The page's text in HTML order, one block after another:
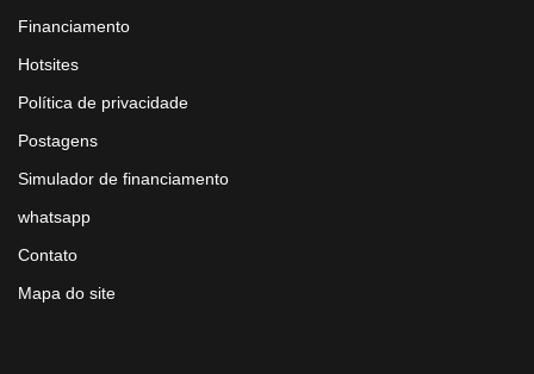
Financiamento
Hotsites
Política de privacidade
Postagens
Simulador de financiamento
whatsapp
Contato
Mapa do site